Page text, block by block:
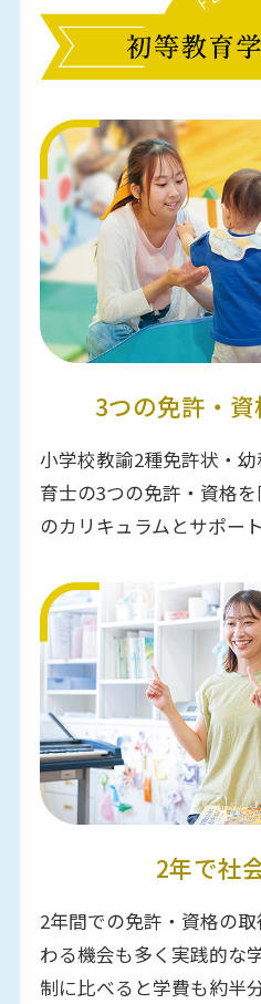
3つの免許・
小学校教諭2種免許状・
育士の3つの免許・資格
のカリキュラムとサポー
2年で社
2年間での免許・資格の
わる機会も多く実践的な
制に比べると学費も約半分